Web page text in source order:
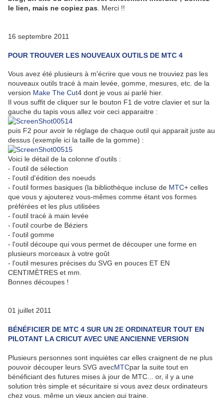
le lien, mais ne copiez pas . Merci !!
16 septembre 2011
POUR TROUVER LES NOUVEAUX OUTILS DE MTC 4
Vous avez été plusieurs à m'écrire que vous ne trouviez pas les
nouveaux outils tracé à main levée, gomme, mesures, etc. de la
version Make The Cut4 dont je vous ai parlé hier.
Il vous suffit de cliquer sur le bouton F1 de votre clavier et sur la
gauche du tapis vous allez voir ceci apparaitre :
puis F2 pour avoir le réglage de chaque outil qui apparait juste au
dessus (exemple ici la taille de la gomme) :
Voici le détail de la colonne d'outils :
- l'outil de sélection
- l'outil d'édition des noeuds
- l'outil formes basiques (la bibliothèque incluse de MTC+ celles
que vous y ajouterez vous-mêmes comme étant vos formes
préférées et les plus utilisées
- l'outil tracé à main levée
- l'outil courbe de Béziers
- l'outil gomme
- l'outil découpe qui vous permet de découper une forme en
plusieurs morceaux à votre goût
- l'outil mesures précises du SVG en pouces ET EN
CENTIMÈTRES et mm.
Bonnes découpes !
01 juillet 2011
BÉNÉFICIER DE MTC 4 SUR UN 2E ORDINATEUR TOUT EN
PILOTANT LA CRICUT AVEC UNE ANCIENNE VERSION
Plusieurs personnes sont inquiètes car elles craignent de ne plus
pouvoir découper leurs SVG avecMTCpar la suite tout en
bénéficiant des futures mises à jour de MTC... or, il y a une
solution très simple et sécuritaire si vous avez deux ordinateurs
chez vous, même un vieux ancien qui traine.